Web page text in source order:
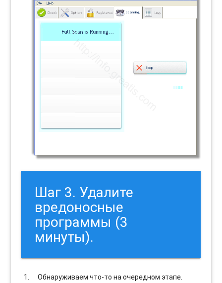
Шаг 3. Удалите
вредоносные
программы (3
минуты).
Обнаруживаем что-то на очередном этапе.